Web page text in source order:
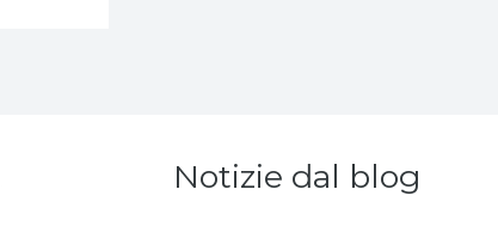
Notizie dal blog